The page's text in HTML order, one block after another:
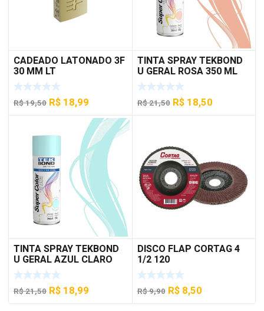
CADEADO LATONADO 3F
30 MM LT
R$19,50 O
R$ 19,50.
R$ 18,99
preço
atual
é:
R$ 18,99.
TINTA SPRAY TEKBOND
U GERAL ROSA 350 ML
R$21,50 O
era:
R$ 21,50.
R$18,50O
R$ 18,50.
TINTA SPRAY TEKBOND
U GERAL AZUL CLARO
350 ML
R$21,50 O
R$ 18,99
DISCO FLAP CORTAG 4
1/2 120
R$9,90 O
R$8,50O